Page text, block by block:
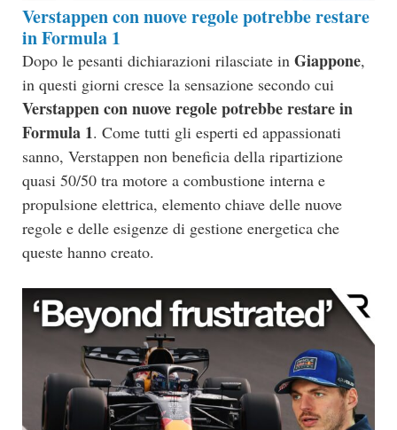
Verstappen con nuove regole potrebbe restare
in Formula 1
Dopo le pesanti dichiarazioni rilasciate in Giappone,
in questi giorni cresce la sensazione secondo cui
Verstappen con nuove regole potrebbe restare in
Formula 1. Come tutti gli esperti ed appassionati
sanno, Verstappen non beneficia della ripartizione
quasi 50/50 tra motore a combustione interna e
propulsione elettrica, elemento chiave delle nuove
regole e delle esigenze di gestione energetica che
queste hanno creato.